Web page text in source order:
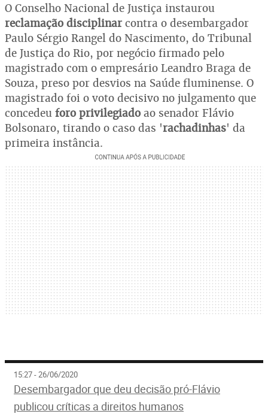
O Conselho Nacional de Justiça instaurou
reclamação disciplinar contra o desembargador
Paulo Sérgio Rangel do Nascimento, do Tribunal
de Justiça do Rio, por negócio firmado pelo
magistrado com o empresário Leandro Braga de
Souza, preso por desvios na Saúde fluminense. O
magistrado foi o voto decisivo no julgamento que
concedeu foro privilegiado ao senador Flávio
Bolsonaro, tirando o caso das 'rachadinhas' da
primeira instância.
15:27 - 26/06/2020
Desembargador que deu decisão pró-Flávio
publicou críticas a direitos humanos